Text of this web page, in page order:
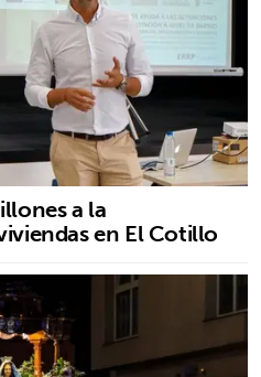
a la
en El Cotillo